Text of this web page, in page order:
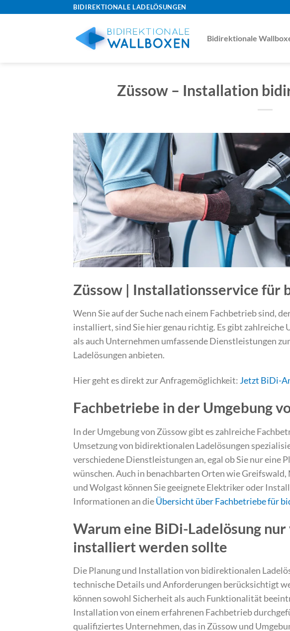
BIDIREKTIONALE LADELÖSUNGEN
Bidirektionale
Züssow – Installation
Züssow | Installationsservice für
Wenn Sie auf der Suche nach einem Fachbetrieb sind,
installiert, sind Sie hier genau richtig. Es gibt
als auch Unternehmen umfassende Dienstleistungen
Ladelösungen anbieten.
Hier geht es direkt zur Anfragemöglichkeit: Jetzt BiDi-
Fachbetriebe in der Umgebung
In der Umgebung von Züssow gibt es zahlreiche
Umsetzung von bidirektionalen Ladelösungen
verschiedene Dienstleistungen an, egal ob Sie nur eine
wünschen. Auch in benachbarten Orten wie
und Wolgast können Sie geeignete Elektriker oder
Informationen an dieÜbersicht über Fachbetriebe für
Warum eine BiDi-Ladelösung
installiert werden sollte
Die Planung und Installation von bidirektionalen
technische Details und Anforderungen berücksichtigt
können sowohl Sicherheit als auch Funktionalität
Installation von einem erfahrenen Fachbetrieb
qualifiziertes Unternehmen, das in Züssow und